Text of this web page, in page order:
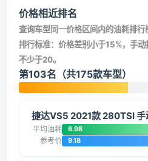
价格相近排名
查询车型同一价格区间内的油耗排行
排行标准：价格差别小于15%，手
不少于20。
第103名（共175款车型）
捷达VS5 2021款 280TSI 手
平均油耗 6.98
参考价 9.18